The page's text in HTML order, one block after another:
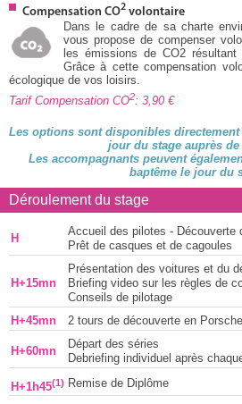
Compensation CO2 volontaire
Dans le cadre de sa charte
vous propose de compenser
les émissions de CO2
Grâce à cette compensation
écologique de vos loisirs.
Tarif Compensation CO2: 3,90
Les options sont disponibles
jour du stage auprès
Les accompagnants peuvent
baptême le jour du
Déroulement du stage
H
Accueil des pilotes - Découverte
Prêt de casques et de cagoules
H+15mn
Présentation des voitures et du
Briefing video sur les règles de
Conseils de pilotage
H+45mn
2 tours de découverte en
H+60mn
Départ des séries
Debriefing individuel après
H+1h45(1) Remise de Diplôme